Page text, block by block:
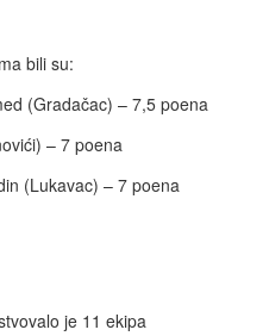
bili su:
(Gradačac) – 7,5 poena
– 7 poena
(Lukavac) – 7 poena
je 11 ekipa